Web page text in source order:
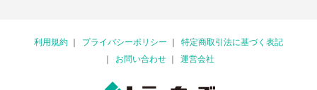
利用規約 プライバシーポリシー
特定商取引法に基づく表記
お問い合わせ
運営会社